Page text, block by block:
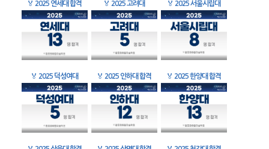
🏅 2025 연세대 합격 🏅 2025 고려대 🏅 2025 서울시립대
🏅 2025 덕성여대 🏅 2025 인하대 합격 🏅 2025 한양대 합격